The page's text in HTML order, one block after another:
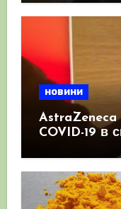
новини
COVID-19 в
като
КРЪВНИ